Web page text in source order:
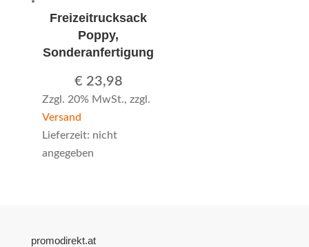
Freizeitrucksack
Poppy,
Sonderanfertigung
€ 23,98
Zzgl. 20% MwSt., zzgl.
Versand
Lieferzeit: nicht
angegeben
promodirekt.at